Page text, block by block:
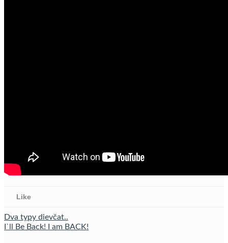
Like
Dva typy dievčat..
I`ll Be Back! I am BACK!